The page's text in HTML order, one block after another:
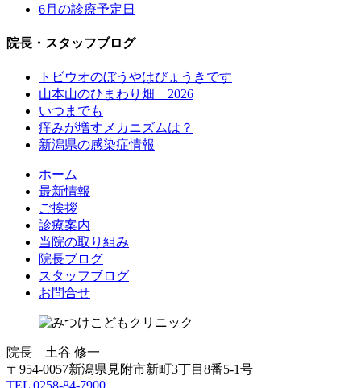
6月の診療予定日
院長・スタッフブログ
トビウオのぼうやはびょうきです
山本山のひまわり畑 2026
いつまでも
痒みが増すメカニズムは？
新潟県の感染症情報
ホーム
最新情報
ご挨拶
診療案内
当院の取り組み
院長ブログ
スタッフブログ
お問合せ
院長 土谷 修一
〒954-0057新潟県見附市新町3丁目8番5-1号